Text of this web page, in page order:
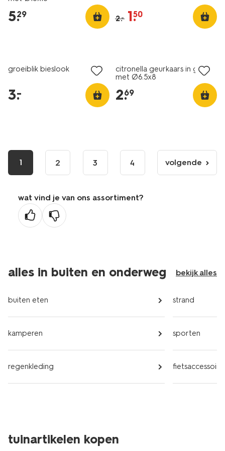
5.
29 2.– 1.
50
groeiblik bieslook
3.
–
citronella geurkaars in glas
met Ø6.5x8
2.
69
1 2 3 4
volgende
pagina
volgende
wat vind je van ons assortiment?
alles in buiten en onderweg bekijk alles
buiten eten
kamperen
regenkleding
strand
sporten
tuinartikelen kopen